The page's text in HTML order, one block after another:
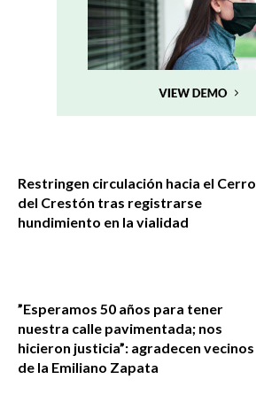
Restringen circulación hacia el Cerro
del Crestón tras registrarse
hundimiento en la vialidad
”Esperamos 50 años para tener
nuestra calle pavimentada; nos
hicieron justicia”: agradecen vecinos
de la Emiliano Zapata